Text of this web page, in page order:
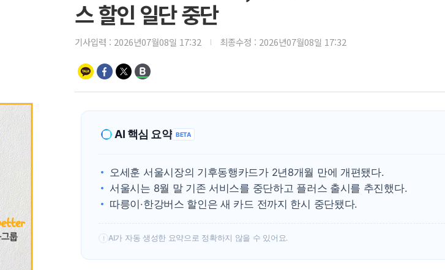
스 할인 일단 중단
기사입력 : 2026년07월08일 17:32 최종수정 : 2026년07월08일 17:32
AI 핵심 요약 BETA
오세훈 서울시장의 기후동행카드가 2년8개월 만에 개편됐다.
서울시는 8월 말 기존 서비스를 중단하고 플러스 출시를 추진했다.
따릉이·한강버스 할인은 새 카드 전까지 한시 중단됐다.
! AI가 자동 생성한 요약으로 정확하지 않을 수 있어요.